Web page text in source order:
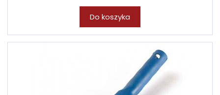
Do koszyka